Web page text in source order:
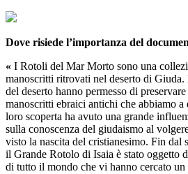
Dove risiede l’importanza del
« I Rotoli del Mar Morto sono una
manoscritti ritrovati nel deserto di
del deserto hanno permesso di
manoscritti ebraici antichi che abbiamo a
loro scoperta ha avuto una grande
sulla conoscenza del giudaismo al
visto la nascita del cristianesimo. Fin dal
il Grande Rotolo di Isaia è stato oggetto
di tutto il mondo che vi hanno cercato